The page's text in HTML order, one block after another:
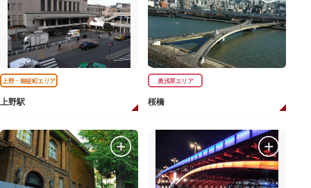
上野・御徒町エリア
上野駅
奥浅草エリア
桜橋